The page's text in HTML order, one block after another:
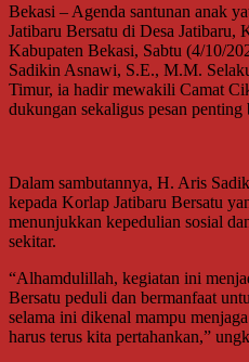
Bekasi – Agenda santunan anak
Jatibaru Bersatu di Desa Jatibaru,
Kabupaten Bekasi, Sabtu (4/10/
Sadikin Asnawi, S.E., M.M.
Timur, ia hadir mewakili Camat
dukungan sekaligus pesan penting
Dalam sambutannya, H. Aris
kepada Korlap Jatibaru Bersatu
menunjukkan kepedulian sosial
sekitar.
“Alhamdulillah, kegiatan ini
Bersatu peduli dan bermanfaat
selama ini dikenal mampu
harus terus kita pertahankan,”